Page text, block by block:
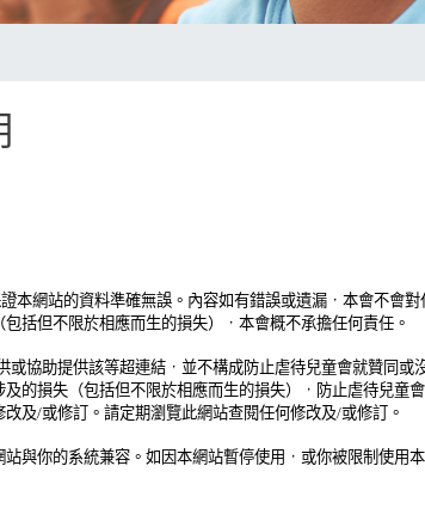
網站的資料準確無誤。內容如有錯誤或遺漏，本會不會
括但不限於相應而生的損失），本會概不承擔任何責任。
協助提供該等超連結，並不構成防止虐待兒童會就贊同或
的損失（包括但不限於相應而生的損失），防止虐待兒童
改及/或修訂。請定期瀏覽此網站查閱任何修改及/或修訂。
與你的系統兼容。如因本網站暫停使用，或你被限制使用